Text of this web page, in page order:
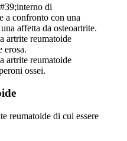
reumatoide di cui essere